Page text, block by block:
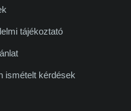
tájékoztató
ismételt kérdések